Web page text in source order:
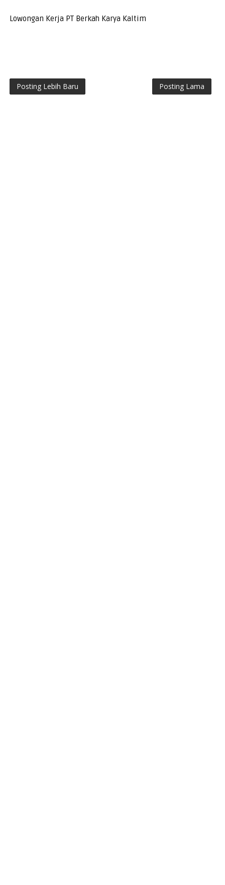
Lowongan Kerja PT Berkah Karya Kaltim
Posting Lebih Baru Posting Lama